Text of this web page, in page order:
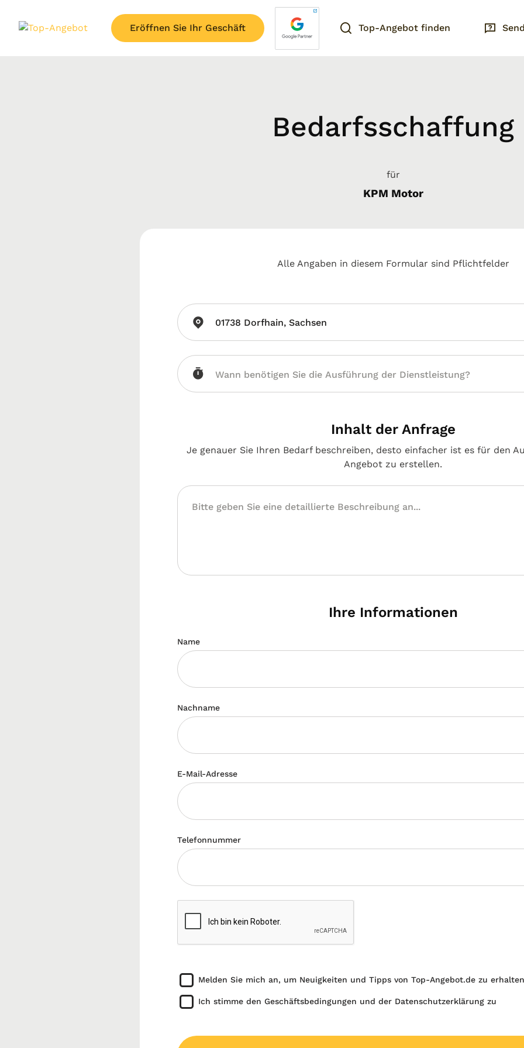
Eröffnen Sie Ihr Geschäft Top-Angebot finden
Bedarfsschaffung
für
KPM Motor
Alle Angaben in diesem Formular sind Pflichtfelder
01738 Dorfhain, Sachsen
Inhalt der Anfrage
Je genauer Sie Ihren Bedarf beschreiben, desto einfacher ist es für den
Angebot zu erstellen.
Ihre Informationen
Name
Nachname
E-Mail-Adresse
Telefonnummer
Melden Sie mich an, um Neuigkeiten und Tipps von Top-Angebot.de zu erhalten
Ich stimme den Geschäftsbedingungen und der Datenschutzerklärung zu